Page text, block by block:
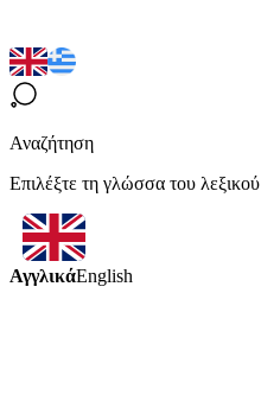
Αναζήτηση
Επιλέξτε τη γλώσσα του λεξικού
ΑγγλικάEnglish